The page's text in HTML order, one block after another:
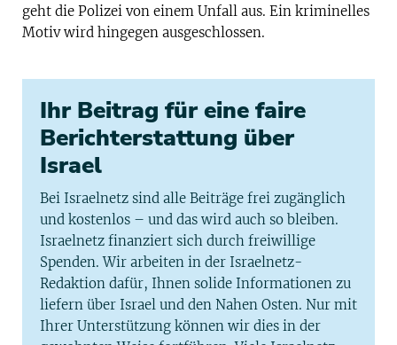
geht die Polizei von einem Unfall aus. Ein kriminelles
Motiv wird hingegen ausgeschlossen.
Ihr Beitrag für eine faire
Berichterstattung über
Israel
Bei Israelnetz sind alle Beiträge frei zugänglich
und kostenlos – und das wird auch so bleiben.
Israelnetz finanziert sich durch freiwillige
Spenden. Wir arbeiten in der Israelnetz-
Redaktion dafür, Ihnen solide Informationen zu
liefern über Israel und den Nahen Osten. Nur mit
Ihrer Unterstützung können wir dies in der